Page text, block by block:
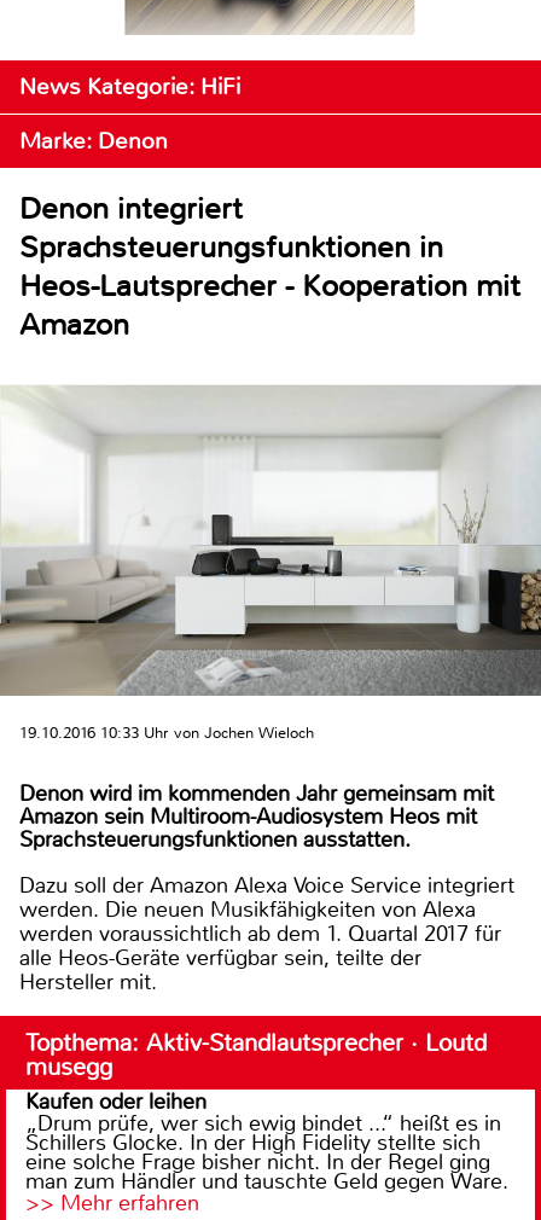
News Kategorie: HiFi
Marke: Denon
Denon integriert
Sprachsteuerungsfunktionen in
Heos-Lautsprecher - Kooperation mit
Amazon
19.10.2016 10:33 Uhr von Jochen Wieloch
Denon wird im kommenden Jahr gemeinsam mit
Amazon sein Multiroom-Audiosystem Heos mit
Sprachsteuerungsfunktionen ausstatten.
Dazu soll der Amazon Alexa Voice Service integriert
werden. Die neuen Musikfähigkeiten von Alexa
werden voraussichtlich ab dem 1. Quartal 2017 für
alle Heos-Geräte verfügbar sein, teilte der
Hersteller mit.
Topthema: Aktiv-Standlautsprecher · Loutd
musegg
Kaufen oder leihen
„Drum prüfe, wer sich ewig bindet ...“ heißt es in
Schillers Glocke. In der High Fidelity stellte sich
eine solche Frage bisher nicht. In der Regel ging
man zum Händler und tauschte Geld gegen Ware.
>> Mehr erfahren